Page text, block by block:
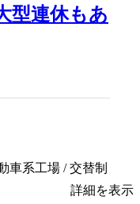
型連休もあ
車系工場 / 交替制
詳細を表示